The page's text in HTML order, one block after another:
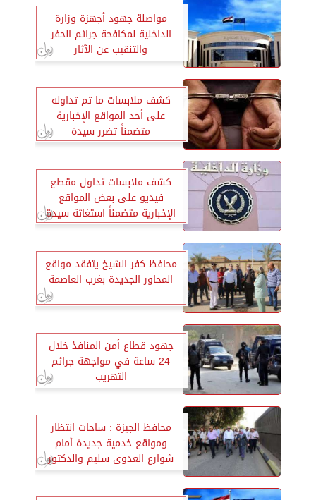
مواصلة جهود أجهزة وزارة
الداخلية لمكافحة جرائم الحفر
والتنقيب عن الآثار
كشف ملابسات ما تم تداوله
على أحد المواقع الإخبارية
متضمناً تضرر سيدة
كشف ملابسات تداول مقطع
فيديو على بعض المواقع
الإخبارية متضمناً استغاثة سيدة
محافظ كفر الشيخ يتفقد مواقع
المحاور الجديدة بغرب العاصمة
جهود قطاع أمن المنافذ خلال
24 ساعة في مواجهة جرائم
التهريب
محافظ الجيزة : ساحات انتظار
ومواقع خدمية جديدة أمام
شوارع العدوى سليم والدكتور
بترعه الزمر بالعمرانية